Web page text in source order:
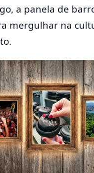
a panela de
mergulhar na